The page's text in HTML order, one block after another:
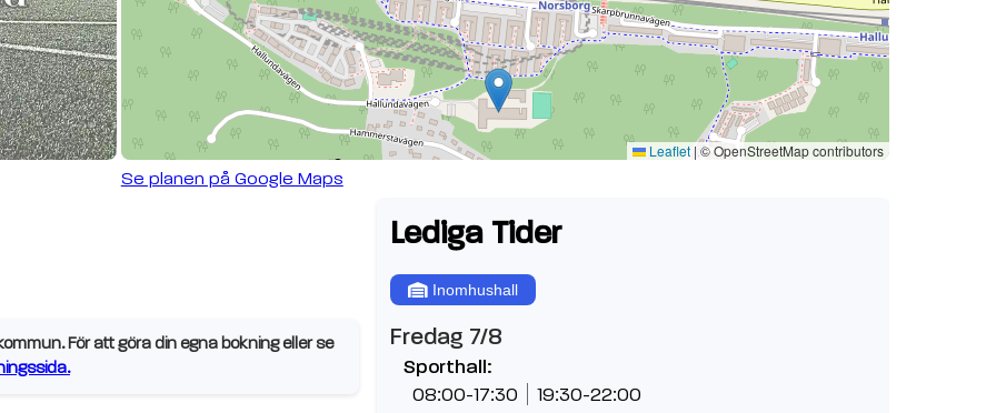
Leaflet | © OpenStreetMap contributors
Se planen på Google Maps
För att göra din egna bokning eller se
Lediga Tider
Inomhushall
Fredag 7/8
Sporthall:
08:00-17:30 19:30-22:00